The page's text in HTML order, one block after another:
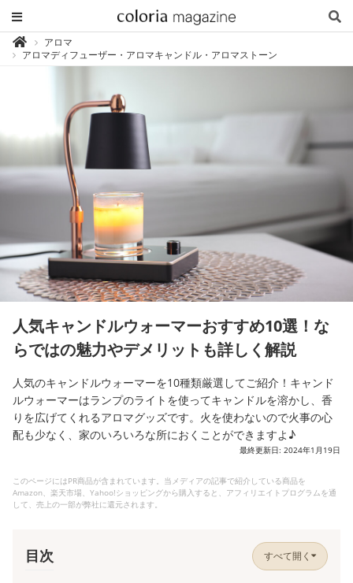
カ
ラ
リ
専
メ
デ
ィ
ア
アロマ
アロマディフューザー・アロマキャンドル・アロマストーン
人気キャンドルウォーマーおすすめ10選！な
らではの魅力やデメリットも詳しく解説
人気のキャンドルウォーマーを10種類厳選してご紹介！キャンド
ルウォーマーはランプのライトを使ってキャンドルを溶かし、香
りを広げてくれるアロマグッズです。火を使わないので火事の心
配も少なく、家のいろいろな所におくことができますよ♪
最終更新日: 2024年1月19日
このページにはPR商品が含まれています。当メディアの記事で紹介している商品を
Amazon、楽天市場、Yahoo!ショッピングから購入すると、アフィリエイトプログラムを通
して、売上の一部が弊社に還元されます。
目次 すべて開く